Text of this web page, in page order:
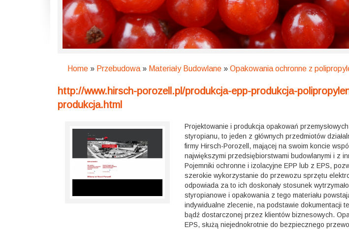
Home » Przebudowa » Materiały Budowlane » Opakowania ochronne z
http://www.hirsch-porozell.pl/produkcja-epp-produkcja-
produkcja.html
Projektowanie i produkcja opakowań
styropianu, to jeden z głównych przedmiotów
firmy Hirsch-Porozell, mającej na swoim koncie
największymi przedsiębiorstwami budowlanymi i z
Pojemniki ochronne i izolacyjne EPP lub z EPS,
szerokie wykorzystanie do przewozu sprzętu
odpowiada za to ich doskonały stosunek
styropianowe i opakowania z tego materiału
indywidualne zlecenie, na podstawie dokumentacji
bądź dostarczonej przez klientów biznesowych.
EPS, służą niejednokrotnie do bezpiecznego